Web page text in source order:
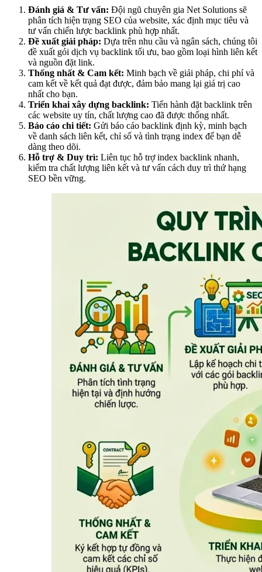
Đánh giá & Tư vấn: Đội ngũ chuyên gia Net Solutions sẽ
phân tích hiện trạng SEO của website, xác định mục tiêu và
tư vấn chiến lược backlink phù hợp nhất.
Đề xuất giải pháp: Dựa trên nhu cầu và ngân sách, chúng tôi
đề xuất gói dịch vụ backlink tối ưu, bao gồm loại hình liên kết
và nguồn đặt link.
Thống nhất & Cam kết: Minh bạch về giải pháp, chi phí và
cam kết về kết quả đạt được, đảm bảo mang lại giá trị cao
nhất cho bạn.
Triển khai xây dựng backlink: Tiến hành đặt backlink trên
các website uy tín, chất lượng cao đã được thống nhất.
Báo cáo chi tiết: Gửi báo cáo backlink định kỳ, minh bạch
về danh sách liên kết, chỉ số và tình trạng index để bạn dễ
dàng theo dõi.
Hỗ trợ & Duy trì: Liên tục hỗ trợ index backlink nhanh,
kiểm tra chất lượng liên kết và tư vấn cách duy trì thứ hạng
SEO bền vững.